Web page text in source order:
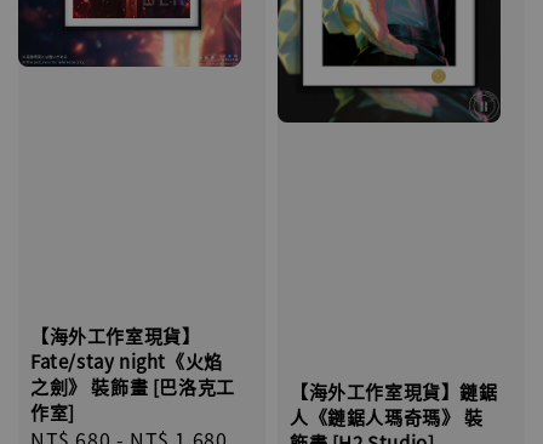
【海外工作室現貨】
Fate/stay night《火焰
之劍》 裝飾畫 [巴洛克工
作室]
【海外工作室現貨】鏈鋸
人《鏈鋸人瑪奇瑪》 裝